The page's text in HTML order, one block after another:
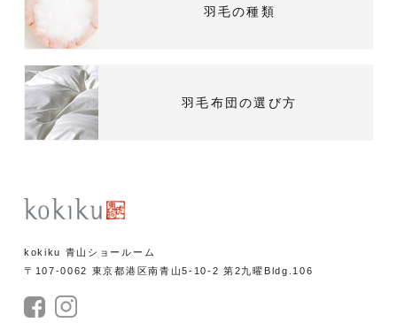
羽毛の種類
羽毛布団の選び方
kokiku 青山ショールーム
〒107-0062 東京都港区南青山5-10-2 第2九曜Bldg.106